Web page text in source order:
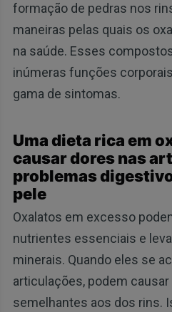
formação de pedras nos
maneiras pelas quais os
na saúde. Esses
inúmeras funções
gama de sintomas.
Uma dieta rica em
causar dores nas
problemas
pele
Oxalatos em excesso
nutrientes essenciais e
minerais. Quando eles se
articulações, podem
semelhantes aos dos rins.